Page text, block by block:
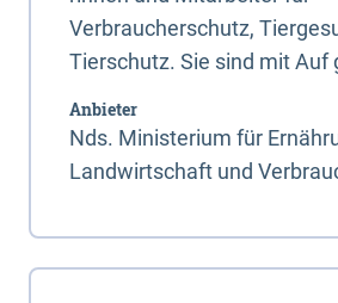
Verbraucherschutz,
Tierschutz. Sie sind mit Auf
Anbieter
Nds. Ministerium für
Landwirtschaft und